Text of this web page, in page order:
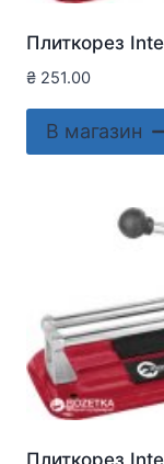
Плиткорез
₴ 251.00
В магазин
Плиткорез